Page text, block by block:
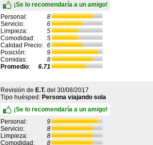
¡Se lo recomendaría a un amigo!
Personal:
8
Servicio:
6
Limpieza:
5
Comodidad:
5
Calidad Precio: 6
Posición:
9
Comidas:
8
Promedio: 6.71
Revisión de E.T. del 30/08/2017
Tipo huésped: Persona viajando sola
¡Se lo recomendaría a un amigo!
Personal:
9
Servicio:
8
Limpieza:
8
Comodidad:
8